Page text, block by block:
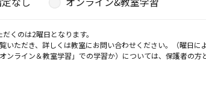
教室
土
日
地区センタ
くのは2曜日となります。
ただき、詳しくは教室にお問い合わせください。（曜日に
ライン＆教室学習」での学習か）については、保護者の方